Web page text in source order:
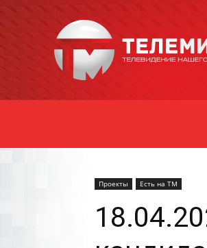
Уссурийска
Проекты Есть на ТМ